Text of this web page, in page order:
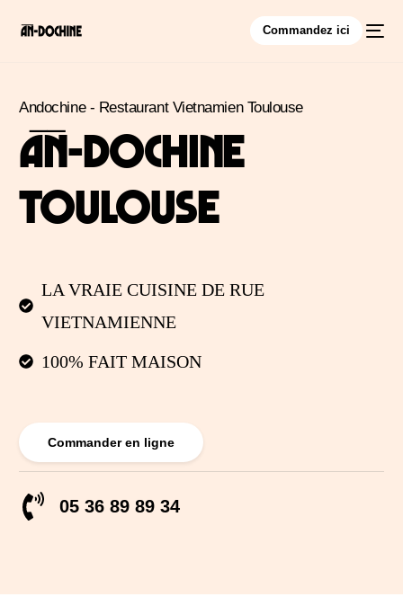
Commandez ici
Andochine - Restaurant Vietnamien Toulouse
ÀǸ-DOCHINE
TOULOUSE
LA VRAIE CUISINE DE RUE
VIETNAMIENNE
100% FAIT MAISON
Commander en ligne
05 36 89 89 34